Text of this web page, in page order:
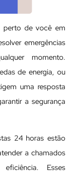
perto de você em
emergências
momento.
de energia, ou
uma resposta
a segurança
24 horas estão
a chamados
Esses